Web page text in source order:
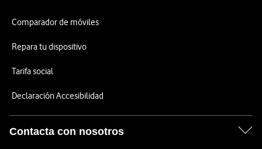
Comparador de móviles
Repara tu dispositivo
Tarifa social
Declaración Accesibilidad
Contacta con nosotros